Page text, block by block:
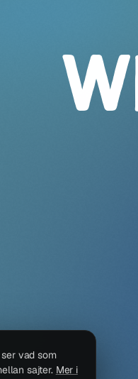
vad som
sajter. Mer i